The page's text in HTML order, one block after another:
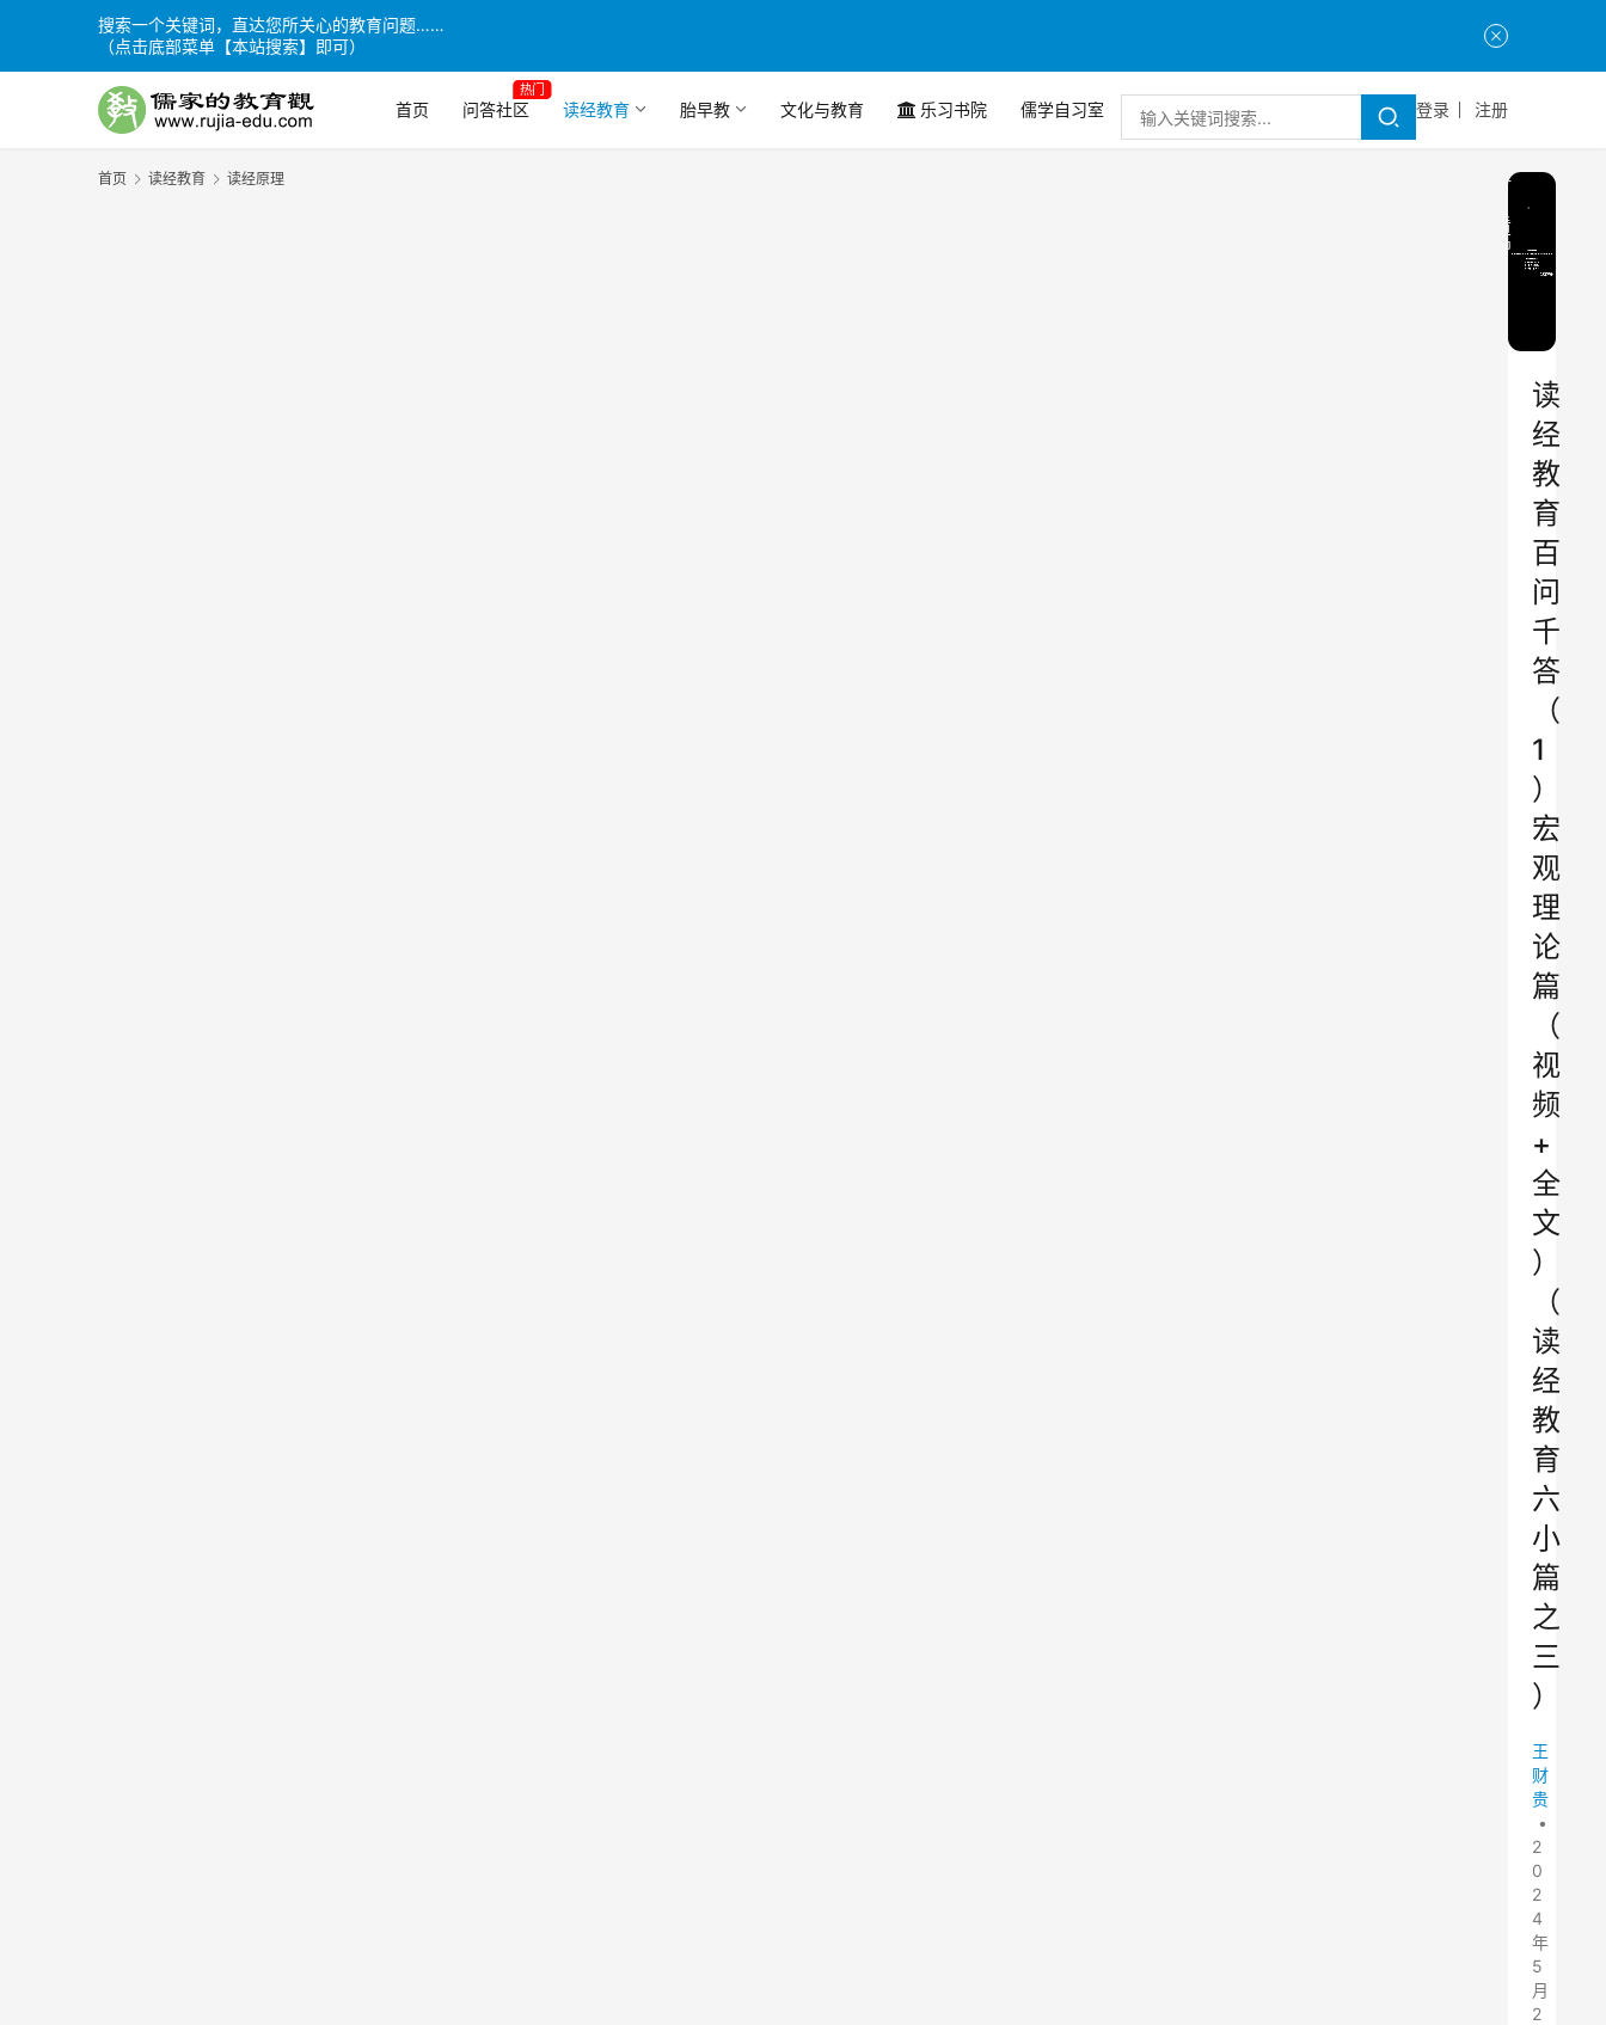
搜索一个关键词，直达您所关心的教育问题……
（点击底部菜单【本站搜索】即可）
首页 问答社区
热门
读经教育 胎早教 文化与教育 乐习书院 儒学自习室 登录 注册
首页 读经教育 读经原理
读
经
教
育
百
问
千
答
（
1
）
宏
观
理
论
篇
（
视
频
+
全
文
）
（
读
经
教
育
六
小
篇
之
三
）
王
财
贵
•
2
0
2
4
年
5
月
2